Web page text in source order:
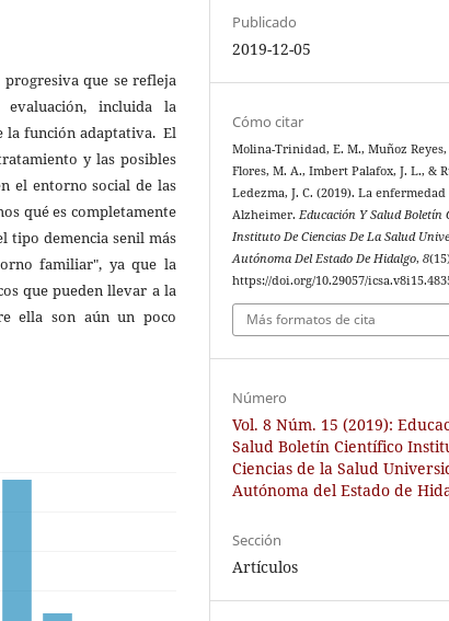
que se refleja
incluida la
la función adaptativa. El
y las posibles
el entorno social de las
qué es completamente
tipo demencia senil más
familiar", ya que la
que pueden llevar a la
ella son aún un poco
Publicado
2019-12-05
Cómo citar
Molina-Trinidad, E. M., Muñoz
Flores, M. A., Imbert Palafox, J. L., &
Ledezma, J. C. (2019). La enfermedad
Alzheimer.Educación Y Salud Boletín
Instituto De Ciencias De La Salud
Autónoma Del Estado De Hidalgo,8
https://doi.org/10.29057/
Más formatos de cita
Número
Vol. 8 Núm. 15 (2019):
Salud Boletín Científico
Ciencias de la Salud
Autónoma del Estado de
Sección
Artículos